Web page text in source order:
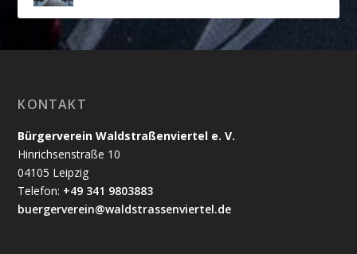
KONTAKT
Bürgerverein Waldstraßenviertel e. V.
Hinrichsenstraße 10
04105 Leipzig
Telefon: +49 341 9803883
buergerverein@waldstrassenviertel.de